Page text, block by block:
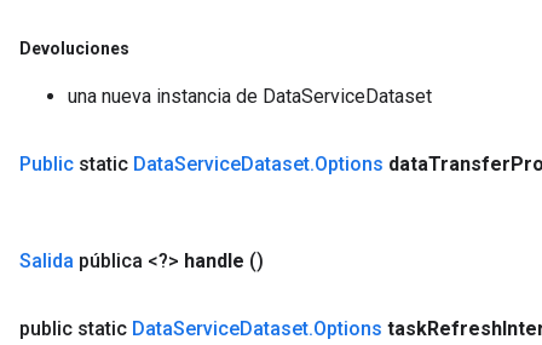
Devoluciones
una nueva instancia de DataServiceDataset
Public static DataServiceDataset.Options dataTransfer
Salida pública <?> handle ()
public static DataServiceDataset.Options taskRefresh